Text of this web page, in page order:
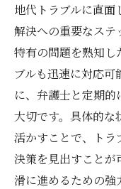
地代トラブルに直
解決への重要なステ
特有の問題を熟知し
ブルも迅速に対応可
に、弁護士と定期
大切です。具体的な
活かすことで、トラ
決策を見出すことが
滑に進めるための強